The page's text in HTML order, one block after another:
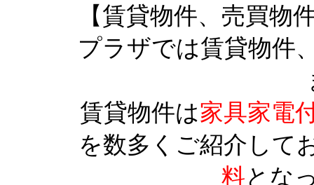
【賃貸物件、売買物
プラザでは賃貸物件
賃貸物件は家具家電
を数多くご紹介して
料とな